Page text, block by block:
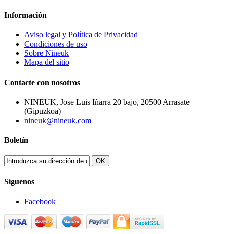
Información
Aviso legal y Política de Privacidad
Condiciones de uso
Sobre Nineuk
Mapa del sitio
Contacte con nosotros
NINEUK, Jose Luis Iñarra 20 bajo, 20500 Arrasate
(Gipuzkoa)
nineuk@nineuk.com
Boletín
OK
Síguenos
Facebook